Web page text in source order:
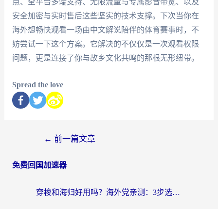
点、全平台多端支持、无限流量与专属影音带宽、以及
安全加密与实时售后这些坚实的技术支撑。下次当你在
海外想畅快观看一场由中文解说陪伴的体育赛事时，不
妨尝试一下这个方案。它解决的不仅仅是一次观看权限
问题，更是连接了你与故乡文化共鸣的那根无形纽带。
Spread the love
← 前一篇文章
免费回国加速器
穿梭和海归好用吗？海外党亲测：3步选对回国加速器，无缝刷国内剧玩手游